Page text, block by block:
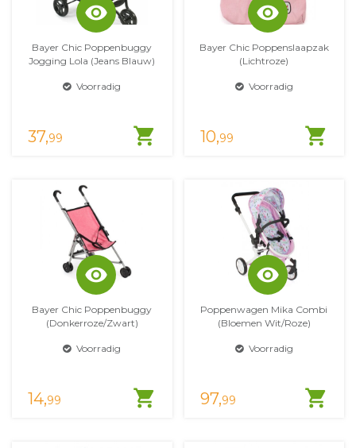
visibility
shopping_cart
Bayer Chic Poppenbuggy
Jogging Lola (Jeans Blauw)
Voorradig
37,99
visibility
shopping_cart
Bayer Chic Poppenslaapzak
(Lichtroze)
Voorradig
10,99
visibility
shopping_cart
Bayer Chic Poppenbuggy
(donkerroze/zwart)
Voorradig
14,99
visibility
shopping_cart
Poppenwagen Mika Combi
(bloemen Wit/roze)
Voorradig
97,99